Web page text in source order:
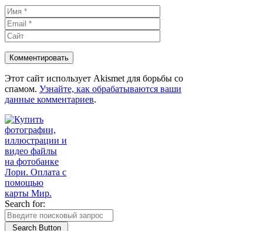
Имя
Этот сайт использует Akismet для борьбы со
спамом. Узнайте, как обрабатываются ваши
данные комментариев.
Search for:
Search Button